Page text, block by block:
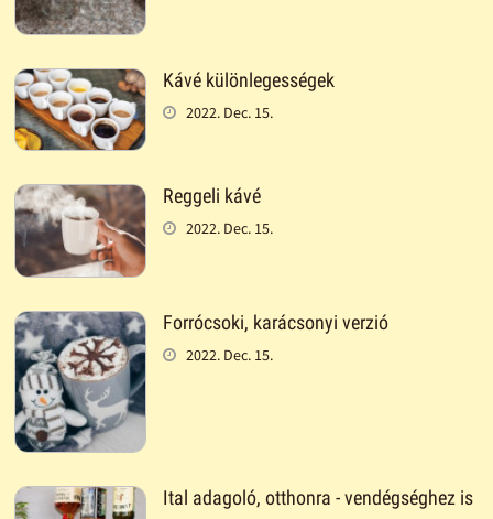
Kávé különlegességek
2022. Dec. 15.
Reggeli kávé
2022. Dec. 15.
Forrócsoki, karácsonyi verzió
2022. Dec. 15.
Ital adagoló, otthonra - vendégséghez is